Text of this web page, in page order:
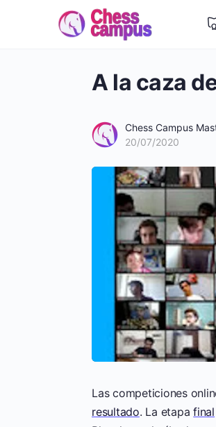
A la caza
Chess Campus
20/07/2020
Las competiciones
resultado. La etapafinal